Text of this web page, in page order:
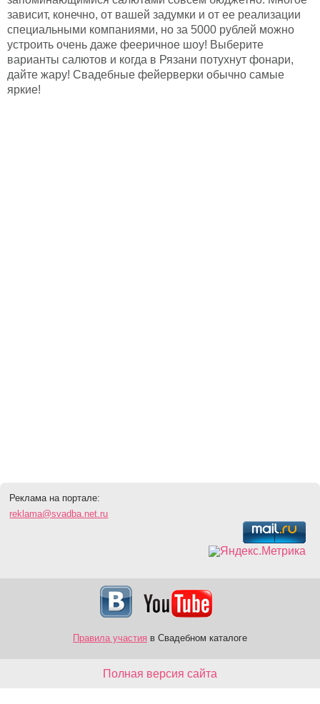
зависит, конечно, от вашей задумки и от ее реализации
специальными компаниями, но за 5000 рублей можно
устроить очень даже фееричное шоу! Выберите
варианты салютов и когда в Рязани потухнут фонари,
дайте жару! Свадебные фейерверки обычно самые
яркие!
Реклама на портале:
reklama@svadba.net.ru
Правила участия в Свадебном каталоге
Полная версия сайта